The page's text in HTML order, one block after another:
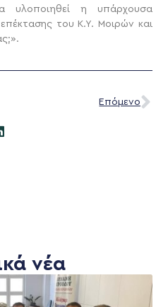
υλοποιηθεί η υπάρχουσα
του Κ.Υ. Μοιρών και
Επόμενο
νέα